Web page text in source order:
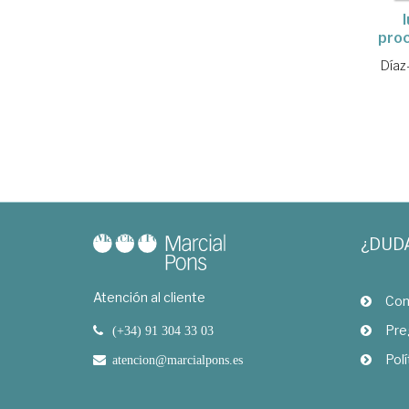
Atención al cliente
(+34) 91 304 33 03
atencion@marcialpons.es